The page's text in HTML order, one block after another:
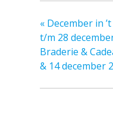
« December in
t/m 28
Braderie &
& 14 december